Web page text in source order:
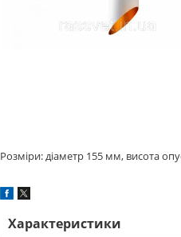
Розміри: діаметр 155 мм, висота
Характеристики